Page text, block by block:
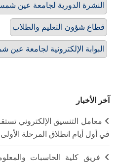
النشرة الدورية لجامعة عين
قطاع شؤون التعليم والطلاب
البوابة الإلكترونية لجامعة
آخر الأخبار
في أول أيام انطلاق المرحلة
فريق كلية الحاسبات